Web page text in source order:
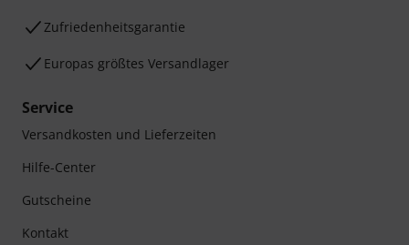
Zufriedenheitsgarantie
Europas größtes Versandlager
Service
Versandkosten und Lieferzeiten
Hilfe-Center
Gutscheine
Kontakt